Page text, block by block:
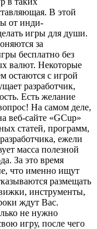
В этой
от инди-
игры для души.
за
бесплатно без
валют. Некоторые
остаются с игрой
разработчик,
Есть желание
На самом деле,
веб-сайте «GCup»
статей, программ,
ежели
масса полезной
За это время
что именно ищут
размещать
инструменты,
ждут Вас.
не нужно
игру, после чего